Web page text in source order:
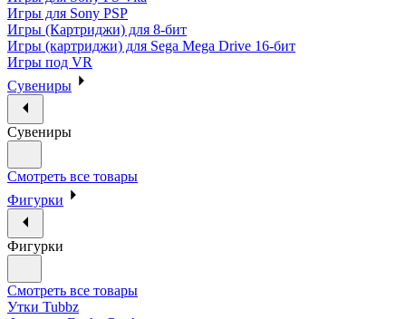
Игры для Sony PSP
Игры (Картриджи) для 8-бит
Игры (картриджи) для Sega Mega Drive 16-бит
Игры под VR
Сувениры
Сувениры
Смотреть все товары
Фигурки
Фигурки
Смотреть все товары
Утки Tubbz